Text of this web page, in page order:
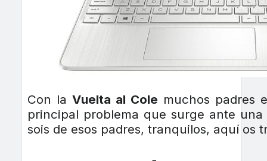
Con la Vuelta al Cole muchos padres
principal problema que surge ante
sois de esos padres, tranquilos, aquí os